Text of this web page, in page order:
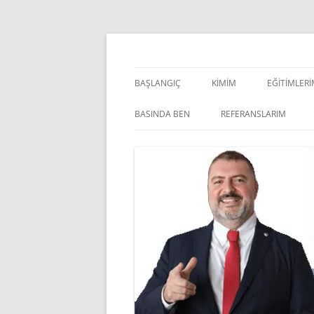
İçeriğe
BAŞLANGIÇ KIMIM
BASINDA BEN REFERANSLARIM